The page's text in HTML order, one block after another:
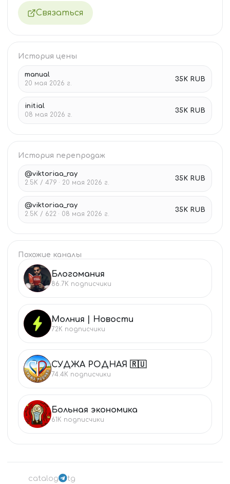
Связаться
История цены
manual
20 мая 2026 г.
35K RUB
initial
08 мая 2026 г.
35K RUB
История перепродаж
@viktoriaa_ray
2.5K / 479 · 20 мая 2026 г.
35K RUB
@viktoriaa_ray
2.5K / 622 · 08 мая 2026 г.
35K RUB
Похожие каналы
БЛ Блогомания
86.7K подписчики
МО Молния | Новости
72K подписчики
СУ СУДЖА РОДНАЯ 🇷🇺
74.4K подписчики
БО Больная экономика
61K подписчики
catalog tg